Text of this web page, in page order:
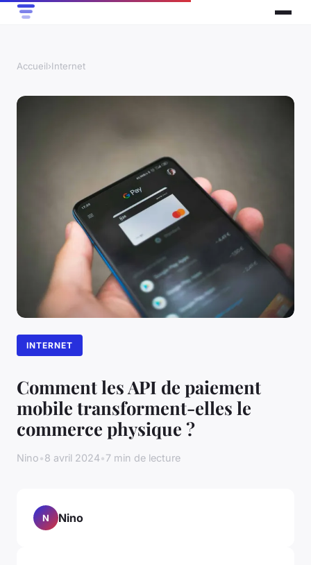
Accueil›Internet
INTERNET
Comment les API de paiement
mobile transforment-elles le
commerce physique ?
Nino•8 avril 2024•7 min de lecture
N Nino